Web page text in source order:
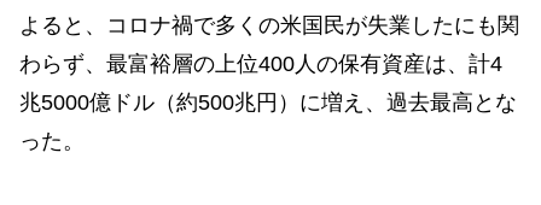
よると、コロナ禍で多くの米国民が失業したにも関
わらず、最富裕層の上位400人の保有資産は、計4
兆5000億ドル（約500兆円）に増え、過去最高とな
った。